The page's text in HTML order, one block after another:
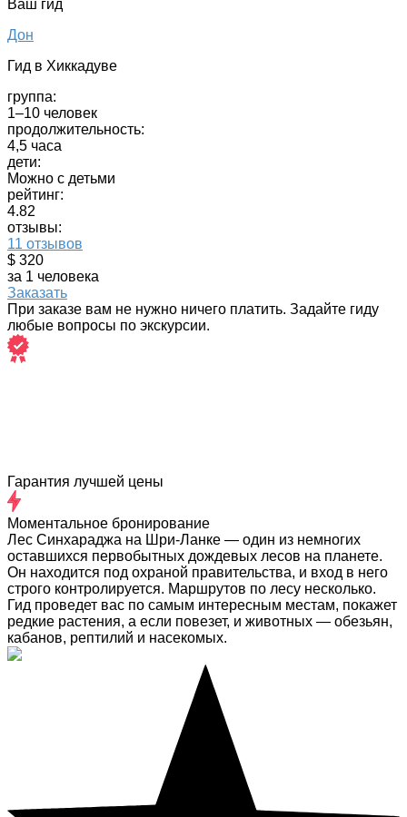
Ваш гид
Дон
Гид в Хиккадуве
группа:
1–10 человек
продолжительность:
4,5 часа
дети:
Можно с детьми
рейтинг:
4.82
отзывы:
11 отзывов
$ 320
за 1 человека
Заказать
При заказе вам не нужно ничего платить. Задайте гиду
любые вопросы по экскурсии.
Гарантия лучшей цены
Моментальное бронирование
Лес Синхараджа на Шри-Ланке — один из немногих
оставшихся первобытных дождевых лесов на планете.
Он находится под охраной правительства, и вход в него
строго контролируется. Маршрутов по лесу несколько.
Гид проведет вас по самым интересным местам, покажет
редкие растения, а если повезет, и животных — обезьян,
кабанов, рептилий и насекомых.